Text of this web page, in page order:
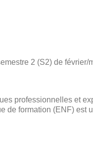
2 (S2) de février/
professionnelles et
de formation (ENF) est